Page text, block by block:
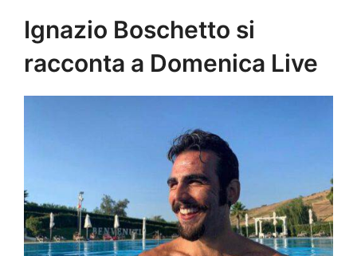
Ignazio Boschetto si
racconta a Domenica Live